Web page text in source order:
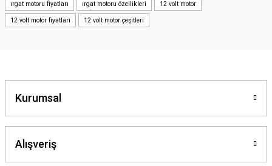
Ürün bilgilerinde hatalar bulunuyor.
Ürün fiyatı diğer sitelerden daha pahalı.
Gönder
ırgat motoru fiyatları ırgat motoru özellikleri 12 volt motor
12 volt motor fiyatları 12 volt motor çeşitleri
Kurumsal
Alışveriş